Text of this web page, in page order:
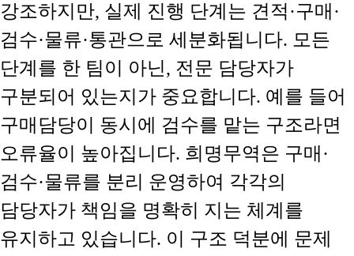
강조하지만, 실제 진행 단계는 견적·구매·
검수·물류·통관으로 세분화됩니다. 모든
단계를 한 팀이 아닌, 전문 담당자가
구분되어 있는지가 중요합니다. 예를 들어
구매담당이 동시에 검수를 맡는 구조라면
오류율이 높아집니다. 희명무역은 구매·
검수·물류를 분리 운영하여 각각의
담당자가 책임을 명확히 지는 체계를
유지하고 있습니다. 이 구조 덕분에 문제